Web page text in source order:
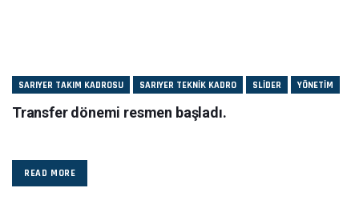
SARIYER TAKIM KADROSU SARIYER TEKNIK KADRO SLIDER YÖNETIM
Transfer dönemi resmen başladı.
READ MORE